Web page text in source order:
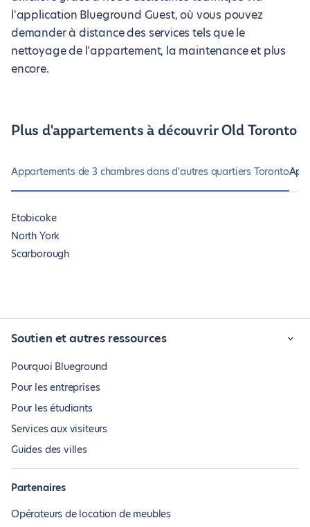
l'application Blueground Guest, où vous pouvez
demander à distance des services tels que le
nettoyage de l'appartement, la maintenance et plus
encore.
Plus d'appartements à découvrir Old Toronto
Appartements de 3 chambres dans d'autres quartiers Toronto
Etobicoke
North York
Scarborough
Soutien et autres ressources
Pourquoi Blueground
Pour les entreprises
Pour les étudiants
Services aux visiteurs
Guides des villes
Partenaires
Opérateurs de location de meubles